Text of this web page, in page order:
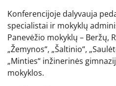
Konferencijoje dalyvauja
specialistai ir mokyklų
Panevėžio mokyklų – Beržų,
„Žemynos“, „Šaltinio“,
„Minties“ inžinerinės
mokyklos.